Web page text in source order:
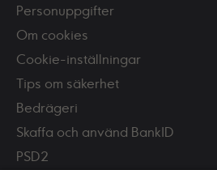
Personuppgifter
Om cookies
Cookie-inställningar
Tips om säkerhet
Bedrägeri
Skaffa och använd BankID
PSD2